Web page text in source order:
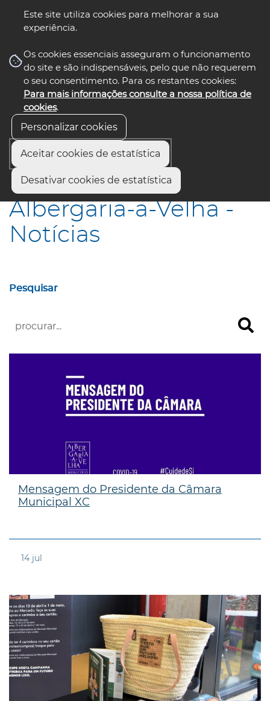
Este site utiliza cookies para melhorar a sua
experiência.
Os cookies essenciais asseguram o funcionamento
do site e são indispensáveis, pelo que não requerem
o seu consentimento. Para os restantes cookies:
Para mais informações consulte a nossa política de
cookies.
Personalizar cookies
Aceitar cookies de estatística
Desativar cookies de estatística
nos select language
Início Albergaria-a-Velha - Notícias
Albergaria-a-Velha -
Notícias
Pesquisar
Mensagem do Presidente da Câmara
Municipal XC
14 jul